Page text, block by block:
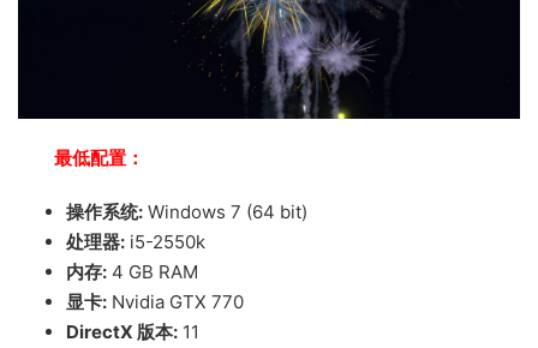
最低配置：
操作系统: Windows 7 (64 bit)
处理器: i5-2550k
内存: 4 GB RAM
显卡: Nvidia GTX 770
DirectX 版本: 11